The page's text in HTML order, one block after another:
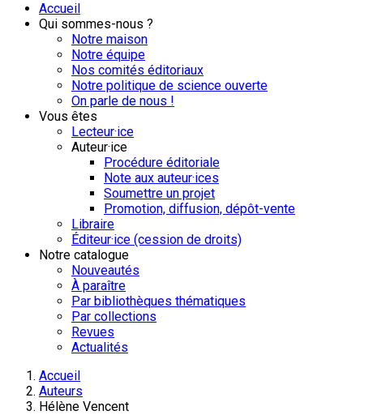
Accueil
Qui sommes-nous ?
Notre maison
Notre équipe
Nos comités éditoriaux
Notre politique de science ouverte
On parle de nous !
Vous êtes
Lecteur·ice
Auteur·ice
Procédure éditoriale
Note aux auteur·ices
Soumettre un projet
Promotion, diffusion, dépôt-vente
Libraire
Éditeur·ice (cession de droits)
Notre catalogue
Nouveautés
À paraître
Par bibliothèques thématiques
Par collections
Revues
Actualités
Accueil
Auteurs
Hélène Vencent